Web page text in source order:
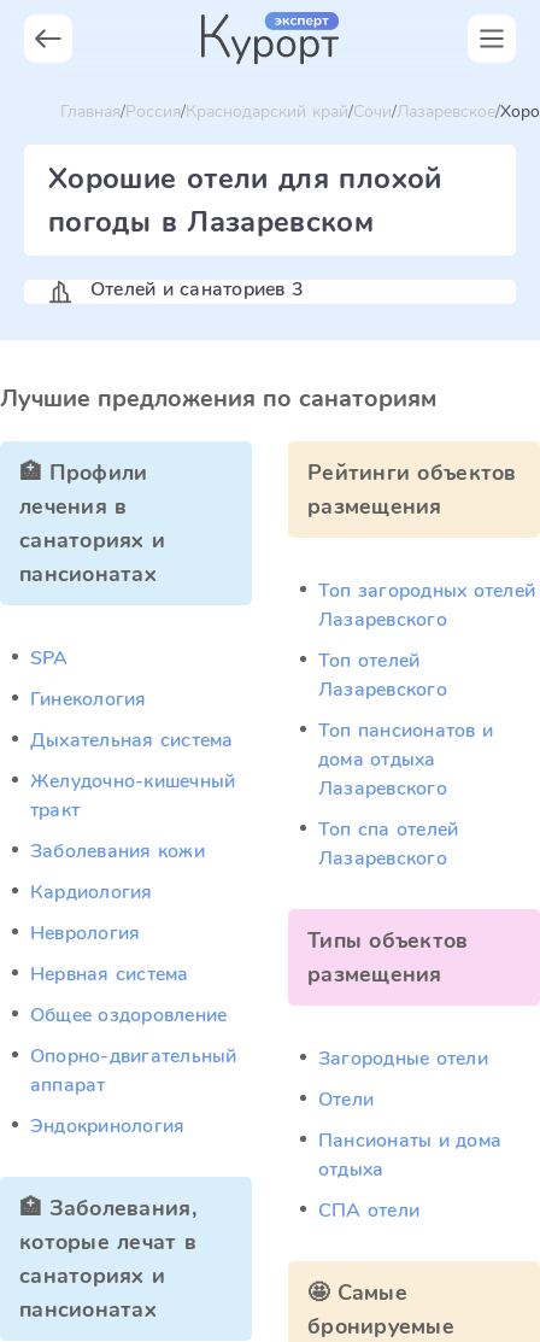
Главная Россия Краснодарский край Сочи Лазаревское
Хорошие отели для плохой
погоды в Лазаревском
Отелей и санаториев 3
Лучшие предложения по санаториям
🏥 Профили
лечения в
санаториях и
пансионатах
SPA
Гинекология
Дыхательная система
Желудочно-кишечный
тракт
Заболевания кожи
Кардиология
Неврология
Нервная система
Общее оздоровление
Опорно-двигательный
аппарат
Эндокринология
🏥 Заболевания,
которые лечат в
санаториях и
пансионатах
Рейтинги объектов
размещения
Топ загородных отелей
Лазаревского
Топ отелей
Лазаревского
Топ пансионатов и
дома отдыха
Лазаревского
Топ спа отелей
Лазаревского
Типы объектов
размещения
Загородные отели
Отели
Пансионаты и дома
отдыха
СПА отели
🤩 Самые
бронируемые